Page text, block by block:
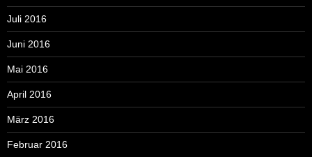
Juli 2016
Juni 2016
Mai 2016
April 2016
März 2016
Februar 2016